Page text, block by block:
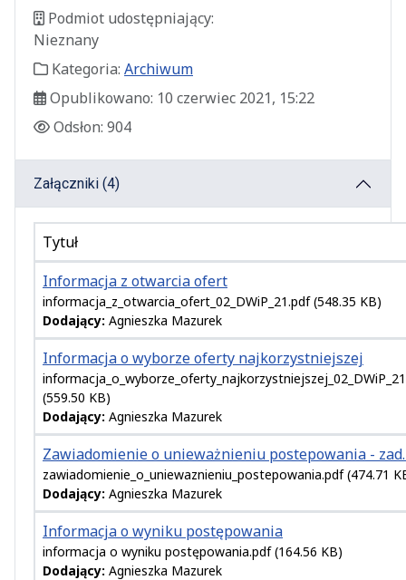
Podmiot udostępniający
Podmiot udostępniający:
Nieznany
Kategoria
Kategoria: Archiwum
Data publikacji
Opublikowano: 10 czerwiec 2021, 15:22
Odsłony
Odsłon: 904
Załączniki (4)
Tytuł
Informacja z otwarcia ofert
informacja_z_otwarcia_ofert_02_DWiP_21.pdf (548.35 KB)
Dodający: Agnieszka Mazurek
Informacja o wyborze oferty najkorzystniejszej
(559.50 KB)
Dodający: Agnieszka Mazurek
Zawiadomienie o unieważnieniu postepowania -
zawiadomienie_o_uniewaznieniu_postepowania.pdf (474.71
Dodający: Agnieszka Mazurek
Informacja o wyniku postępowania
informacja o wyniku postępowania.pdf (164.56 KB)
Dodający: Agnieszka Mazurek